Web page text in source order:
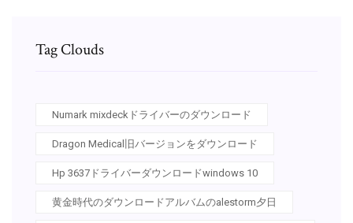
Tag Clouds
Numark mixdeckドライバーのダウンロード
Dragon Medical旧バージョンをダウンロード
Hp 3637ドライバーダウンロードwindows 10
黄金時代のダウンロードアルバムのalestorm夕日